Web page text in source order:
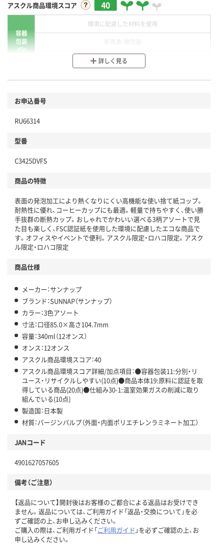
アスクル商品環境スコア 40
容器
包装
環境に配慮した材料を使用
分別・リサイクルしやすい設計
本体
仕組
この商品の環境配慮ポイントです。下記商品詳細「
アスクル商品環境スコア詳細／加点項目
」で確認できます。
詳しく見る
お申込番号
RU66314
型番
C3425DVFS
商品の特徴
表面の発泡加工により熱くなりにくい高機能な使い捨て紙コップ。
耐熱性に優れ、コーヒーカップにも最適。軽量で持ちやすく、使い勝
手抜群の断熱カップ。おしゃれでかわいい選べる3柄アソートで見
た目も楽しく、FSC認証紙を使用した環境に配慮したエコな商品で
す。オフィスやイベントで便利。アスクル限定・ロハコ限定。アスク
ル限定・ロハコ限定
商品仕様
メーカー：サンナップ
ブランド：SUNNAP（サンナップ）
カラー：3色アソート
寸法：口径85.0×高さ104.7mm
容量：340ml（12オンス）
オンス：12オンス
アスクル商品環境スコア：40
アスクル商品環境スコア詳細/加点項目：●容器包装11:分別・リ
ユース・リサイクルしやすい(10点)●商品本体19:原料に認証を取
得している商品(20点)●仕組み30-1:温室効果ガスの削減に取り
組んでいる(10点)
製造国：日本製
材質：バージンパルプ（外面・内面ポリエチレンラミネート加工）
JANコード
4901627057605
備考（ご注意）
【返品について】開封後はお客様のご都合による返品はお受けでき
ません。返品については、ご利用ガイド「返品・交換について」を必
ずご確認の上、お申し込みください。
ご購入の際は、ご利用ガイド「ご利用ガイド 」を必ずご確認の上、お
申し込みください。